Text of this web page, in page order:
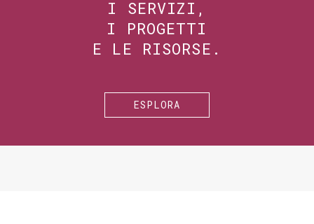
I SERVIZI,
I PROGETTI
E LE RISORSE.
ESPLORA